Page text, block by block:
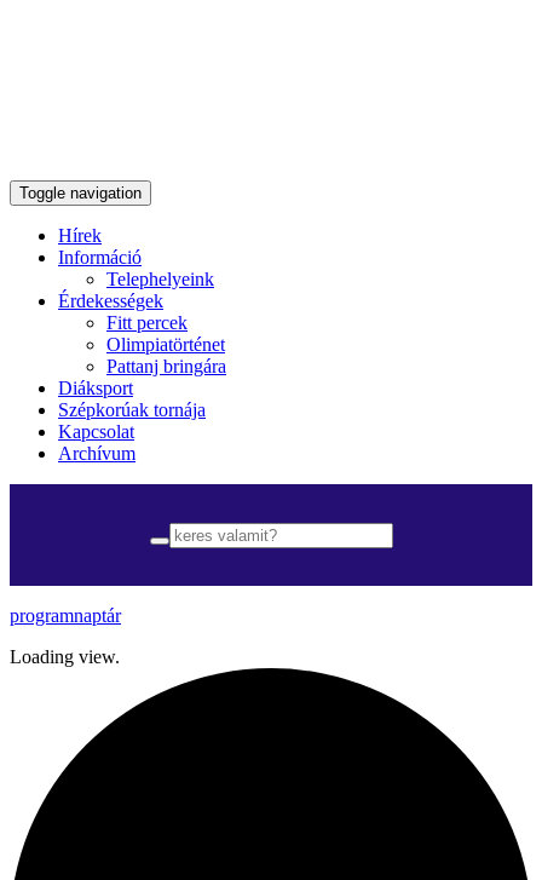
Toggle navigation
Hírek
Információ
Telephelyeink
Érdekességek
Fitt percek
Olimpiatörténet
Pattanj bringára
Diáksport
Szépkorúak tornája
Kapcsolat
Archívum
programnaptár
Loading view.